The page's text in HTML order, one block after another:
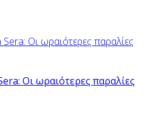
Οι ωραιότερες παραλίες